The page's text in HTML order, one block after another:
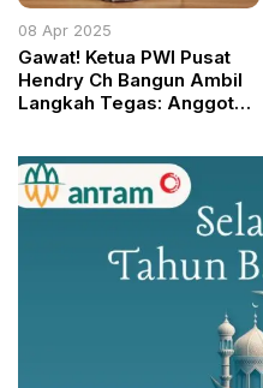
08 Apr 2025
Gawat! Ketua PWI Pusat
Hendry Ch Bangun Ambil
Langkah Tegas: Anggota